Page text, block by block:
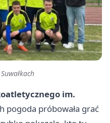
im.
pogoda próbowała grać